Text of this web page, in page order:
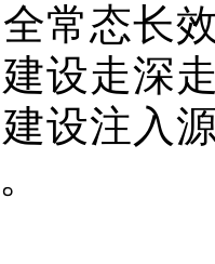
常态长
设走深
设注入